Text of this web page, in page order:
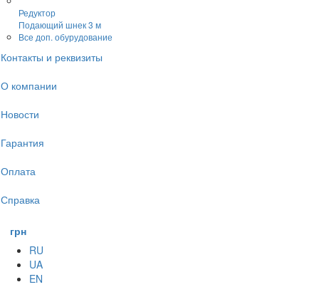
Редуктор
Подающий шнек 3 м
Все доп. обурудование
Контакты и реквизиты
О компании
Новости
Гарантия
Оплата
Справка
грн
RU
UA
EN